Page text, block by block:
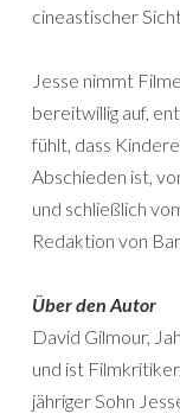
cineastischer
Jesse nimmt
bereitwillig auf,
fühlt, dass
Abschieden ist,
und schließlich
Redaktion von
Über den Autor
David Gilmour,
und ist
jähriger Sohn